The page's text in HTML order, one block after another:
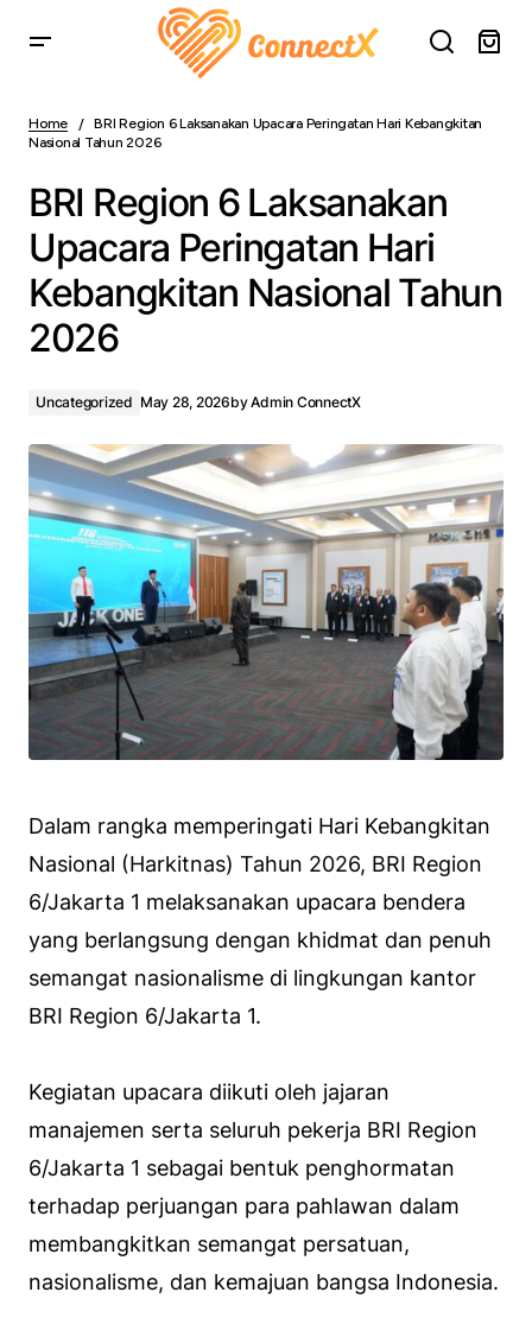
Kebangkitan Nasional Tahun 2026
Home
BRI Region 6 Laksanakan Upacara Peringatan Hari Kebangkitan
Nasional Tahun 2026
BRI Region 6 Laksanakan
Upacara Peringatan Hari
Kebangkitan Nasional Tahun
2026
Uncategorized May 28, 2026byAdmin ConnectX
Dalam rangka memperingati Hari Kebangkitan
Nasional (Harkitnas) Tahun 2026, BRI Region
6/Jakarta 1 melaksanakan upacara bendera
yang berlangsung dengan khidmat dan penuh
semangat nasionalisme di lingkungan kantor
BRI Region 6/Jakarta 1.
Kegiatan upacara diikuti oleh jajaran
manajemen serta seluruh pekerja BRI Region
6/Jakarta 1 sebagai bentuk penghormatan
terhadap perjuangan para pahlawan dalam
membangkitkan semangat persatuan,
nasionalisme, dan kemajuan bangsa Indonesia.